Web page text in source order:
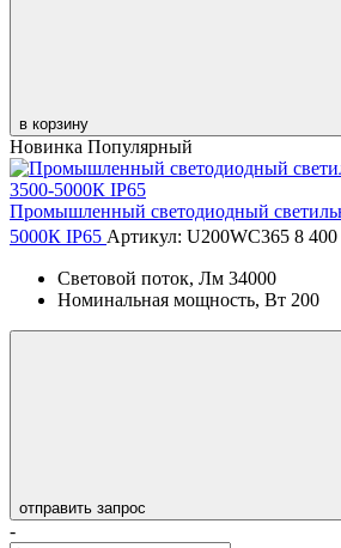
в корзину
Новинка Популярный
Промышленный светодиодный
5000К IP65 Артикул: U200WC365 8
Световой поток, Лм 34000
Номинальная мощность, Вт 200
отправить запрос
-